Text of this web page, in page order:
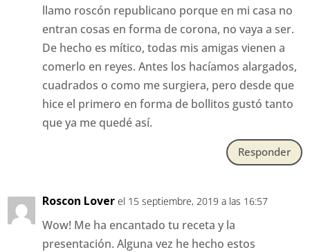
llamo roscón republicano porque en mi casa no
entran cosas en forma de corona, no vaya a ser.
De hecho es mítico, todas mis amigas vienen a
comerlo en reyes. Antes los hacíamos alargados,
cuadrados o como me surgiera, pero desde que
hice el primero en forma de bollitos gustó tanto
que ya me quedé así.
Responder
Roscon Lover el 15 septiembre, 2019 a las 16:57
Wow! Me ha encantado tu receta y la
presentación. Alguna vez he hecho estos